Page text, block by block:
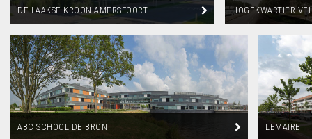
DE LAAKSE KROON AMERSFOORT HOGEKWARTIER
ABC SCHOOL DE BRON LEMAIRE